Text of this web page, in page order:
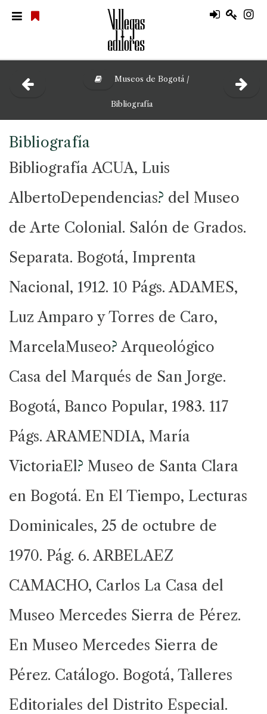
Museos de Bogotá /
Bibliografía
Bibliografía
Bibliografía ACUA, Luis
AlbertoDependencias? del Museo
de Arte Colonial. Salón de Grados.
Separata. Bogotá, Imprenta
Nacional, 1912. 10 Págs. ADAMES,
Luz Amparo y Torres de Caro,
MarcelaMuseo? Arqueológico
Casa del Marqués de San Jorge.
Bogotá, Banco Popular, 1983. 117
Págs. ARAMENDIA, María
VictoriaEl? Museo de Santa Clara
en Bogotá. En El Tiempo, Lecturas
Dominicales, 25 de octubre de
1970. Pág. 6. ARBELAEZ
CAMACHO, Carlos La Casa del
Museo Mercedes Sierra de Pérez.
En Museo Mercedes Sierra de
Pérez. Catálogo. Bogotá, Talleres
Editoriales del Distrito Especial.